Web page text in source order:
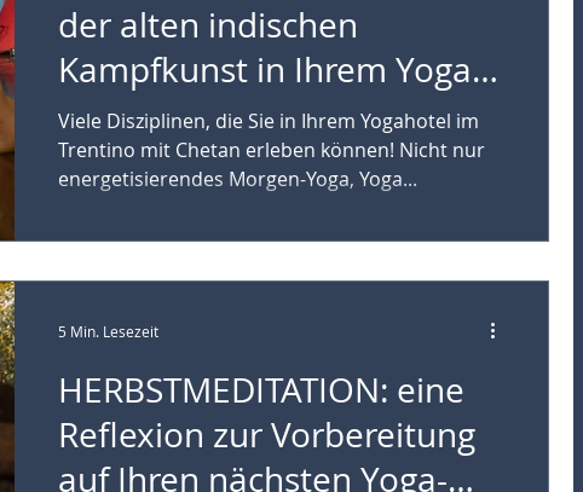
der alten indischen
Kampfkunst in Ihrem Yoga-
Hotel im Trentino
Viele Disziplinen, die Sie in Ihrem Yogahotel im
Trentino mit Chetan erleben können! Nicht nur
energetisierendes Morgen-Yoga, Yoga...
HERBSTMEDITATION: eine
Reflexion zur Vorbereitung
auf Ihren nächsten Yoga-
5 Min. Lesezeit